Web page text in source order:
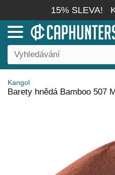
15% SLEVA!
Kangol
Barety hnědá Bamboo 507